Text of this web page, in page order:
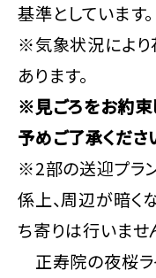
基準としています。
※気象状況により
あります。
※見ごろをお約束
予めご了承くださ
※2部の送迎プラ
係上、周辺が暗く
ち寄りは行いませ
正寿院の夜桜ラ